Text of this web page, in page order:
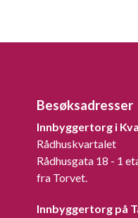
Besøksadresser
Innbyggertorg i
Rådhuskvartalet
Rådhusgata 18 - 1
fra Torvet.
Innbyggertorg på